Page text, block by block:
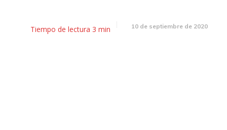
Tiempo de lectura 3 min 10 de septiembre de 2020